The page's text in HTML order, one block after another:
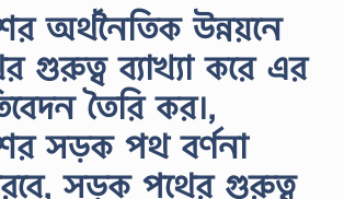
অর্থনৈতিক উন্নয়নে
গুরুত্ব ব্যাখ্যা করে এর
তৈরি কর।,
সড়ক পথ বর্ণনা
সড়ক পথের গুরুত্ব